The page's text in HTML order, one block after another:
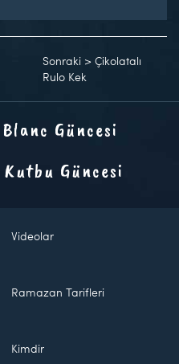
Sonraki >Çikolatalı
Rulo Kek
Güncesi
Güncesi
Videolar
Ramazan Tarifleri
Kimdir